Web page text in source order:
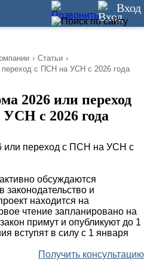
Вход
› Статьи ›
с ПСН на УСН с 2026 года
2026 или переход
с 2026 года
обсуждаются
и
находится на
чтение запланировано на
примут и опубликуют до 1
вступят в силу с 1 января
Получить консультацию